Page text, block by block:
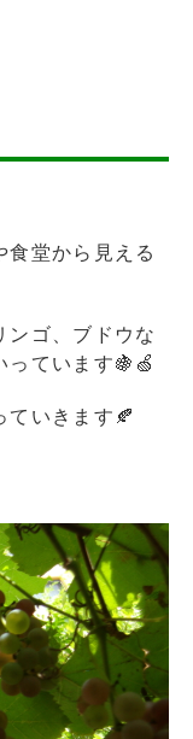
食堂から見える
ンゴ、ブドウな
っています🍇🍏
ていきます🍂